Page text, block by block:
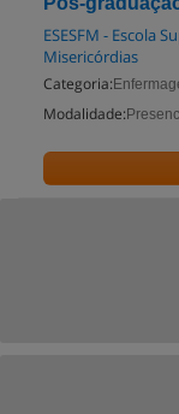
ESESFM - Escola
Misericórdias
Categoria:
Modalidade: